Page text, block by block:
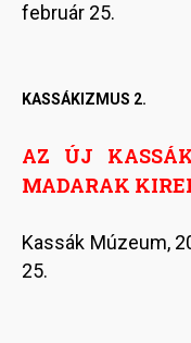
február 25.
KASSÁKIZMUS 2.
AZ ÚJ
MADARAK
Kassák Múzeum,
25.